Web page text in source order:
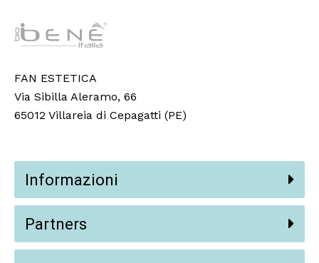
FAN ESTETICA
Via Sibilla Aleramo, 66
65012 Villareia di Cepagatti (PE)
Informazioni
Partners